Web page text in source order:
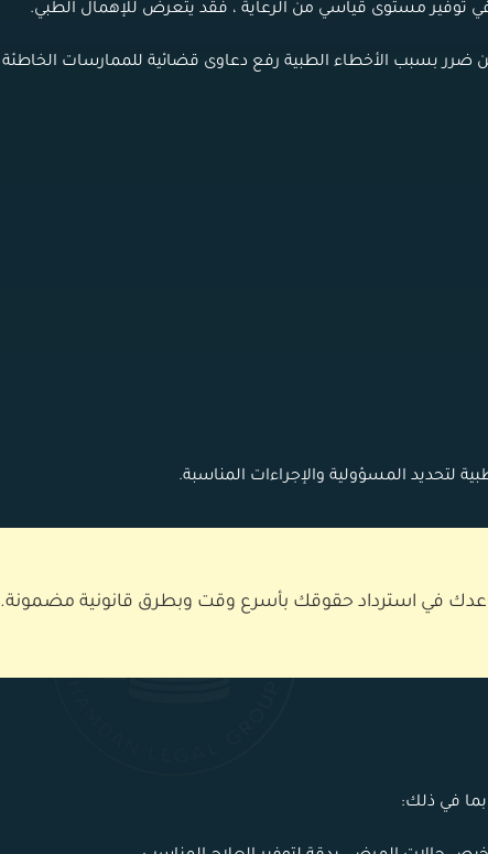
لتحديد المسؤولية والإجراءات المناسبة.
في استرداد حقوقك بأسرع وقت وبطرق قانونية مضمونة.
بما في ذلك: